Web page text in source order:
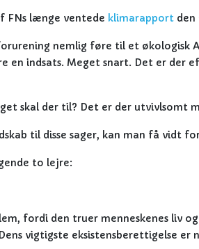
FNs længe ventede klimarapport den
nemlig føre til et økologisk
en indsats. Meget snart. Det er der
skal der til? Det er der utvivlsomt
til disse sager, kan man få vidt
to lejre:
fordi den truer menneskenes liv
vigtigste eksistensberettigelse er